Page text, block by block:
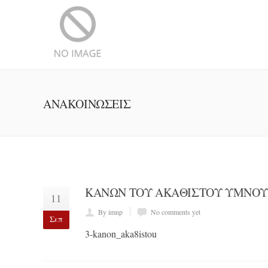
ΑΝΑΚΟΙΝΏΣΕΙΣ
11
Σεπ
ΚΑΝΏΝ ΤΟΥ ΑΚΑΘΊΣΤΟΥ ΎΜΝΟΥ
By imnp No comments yet
3-kanon_aka8istou